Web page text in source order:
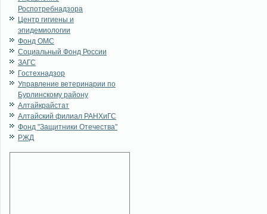
Роспотребнадзора
Центр гигиены и
эпидемиологии
Фонд ОМС
Социальный Фонд России
ЗАГС
Гостехнадзор
Управление ветеринарии по
Бурлинскому району
Алтайкрайстат
Алтайский филиал РАНХиГС
Фонд "Защитники Отечества"
РЖД